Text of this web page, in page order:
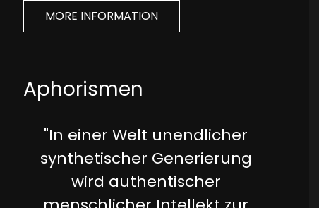
MORE INFORMATION
Aphorismen
"In einer Welt unendlicher
synthetischer Generierung
wird authentischer